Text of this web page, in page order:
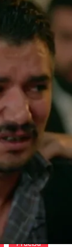
de 2020, 06:03
ha propuesto
de que
está
a uno de
en el vídeo.
Prueba